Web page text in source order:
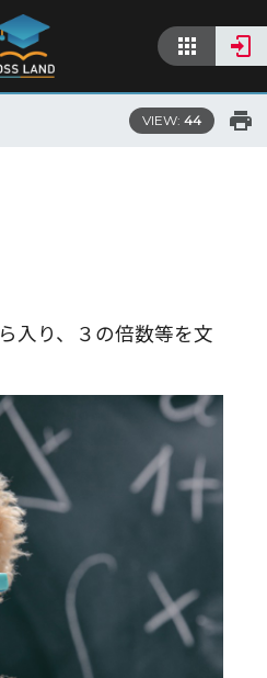
VIEW: 44
入り、３の倍数等を文